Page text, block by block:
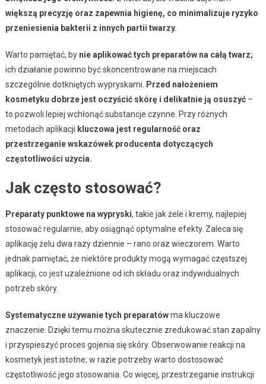
większą precyzję oraz zapewnia higienę, co minimalizuje ryzyko
przeniesienia bakterii z innych partii twarzy.
Warto pamiętać, by nie aplikować tych preparatów na całą twarz;
ich działanie powinno być skoncentrowane na miejscach
szczególnie dotkniętych wypryskami.
Przed nałożeniem
kosmetyku dobrze jest oczyścić skórę i delikatnie ją osuszyć–
to pozwoli lepiej wchłonąć substancje czynne. Przy różnych
metodach aplikacji kluczowa jest regularność oraz
przestrzeganie wskazówek producenta dotyczących
częstotliwości użycia.
Jak często stosować?
Preparaty punktowe na wypryski, takie jak żele i kremy, najlepiej
stosować regularnie, aby osiągnąć optymalne efekty. Zaleca się
aplikację żelu dwa razy dziennie – rano oraz wieczorem. Warto
jednak pamiętać, że niektóre produkty mogą wymagać częstszej
aplikacji, co jest uzależnione od ich składu oraz indywidualnych
potrzeb skóry.
Systematyczne używanie tych preparatówma kluczowe
znaczenie. Dzięki temu można skutecznie zredukować stan zapalny
i przyspieszyć proces gojenia się skóry. Obserwowanie reakcji na
kosmetyk jest istotne; w razie potrzeby warto dostosować
częstotliwość jego stosowania. Co więcej, przestrzeganie instrukcji